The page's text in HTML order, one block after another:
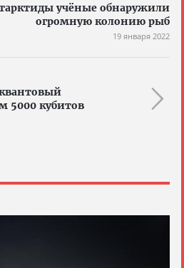
учёные обнаружили
огромную колонию рыб
19 января 2022
5000 кубитов